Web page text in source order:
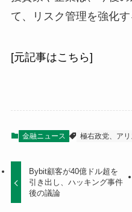
て、リスク管理を強化
[元記事はこちら]
金融ニュース 極右政党、アリ
Bybit顧客が40億ドル超を
引き出し、ハッキング事件
後の議論